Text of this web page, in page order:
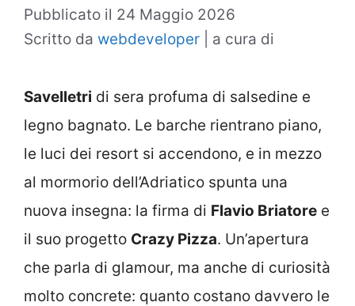
Pubblicato il 24 Maggio 2026
Scritto da webdeveloper a cura di
Savelletri di sera profuma di salsedine e
legno bagnato. Le barche rientrano piano,
le luci dei resort si accendono, e in mezzo
al mormorio dell’Adriatico spunta una
nuova insegna: la firma di Flavio Briatore e
il suo progetto Crazy Pizza. Un’apertura
che parla di glamour, ma anche di curiosità
molto concrete: quanto costano davvero le